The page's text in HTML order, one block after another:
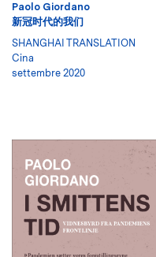
Paolo Giordano
新冠时代的我们
SHANGHAI TRANSLATION
Cina
settembre 2020